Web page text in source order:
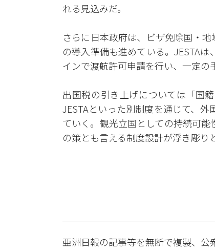
れる見込みだ。
さらに日本政府は、ビザ免除国・地
の導入準備も進めている。JESTA
インで渡航許可申請を行い、一定の
出国税の引き上げについては「国
JESTAといった別制度を通じて、
ていく。観光立国としての持続可
の策とも言える制度設計が浮き彫り
亜洲日報の記事等を無断で複製、公